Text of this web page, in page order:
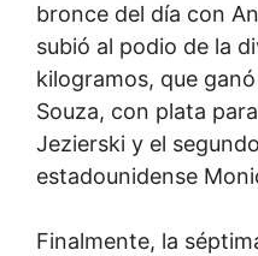
bronce del día con
subió al podio de la
kilogramos, que
Souza, con plata
Jezierski y el
estadounidense
Finalmente, la